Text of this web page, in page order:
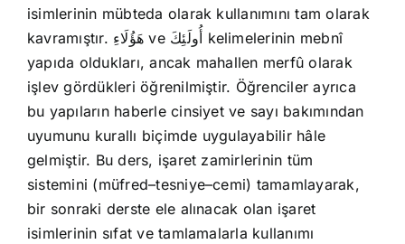
isimlerinin mübteda olarak kullanımını tam olarak
kavramıştır. هَؤُلَاءِ ve أُولَئِكَ kelimelerinin mebnî
yapıda oldukları, ancak mahallen merfû olarak
işlev gördükleri öğrenilmiştir. Öğrenciler ayrıca
bu yapıların haberle cinsiyet ve sayı bakımından
uyumunu kurallı biçimde uygulayabilir hâle
gelmiştir. Bu ders, işaret zamirlerinin tüm
sistemini (müfred–tesniye–cemi) tamamlayarak,
bir sonraki derste ele alınacak olan işaret
isimlerinin sıfat ve tamlamalarla kullanımı